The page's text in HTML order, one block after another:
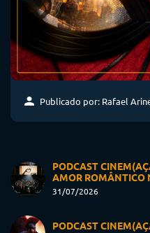
Publicado por: Rafael
PODCAST
AMOR ROMÂNTICO
31/07/2026
PODCAST